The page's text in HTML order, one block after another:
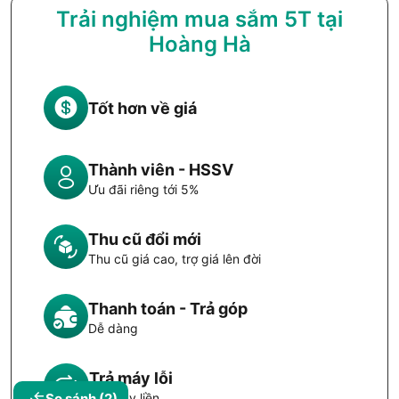
Trải nghiệm mua sắm 5T tại
Hoàng Hà
Tốt hơn về giá
Thành viên - HSSV
Ưu đãi riêng tới 5%
Thu cũ đổi mới
Thu cũ giá cao, trợ giá lên đời
Thanh toán - Trả góp
Dễ dàng
Trả máy lỗi